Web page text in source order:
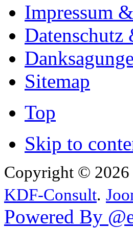
Impressum
Sitemap
Top
Skip to
Copyright © 2026
KDF-Consult.
Powered By